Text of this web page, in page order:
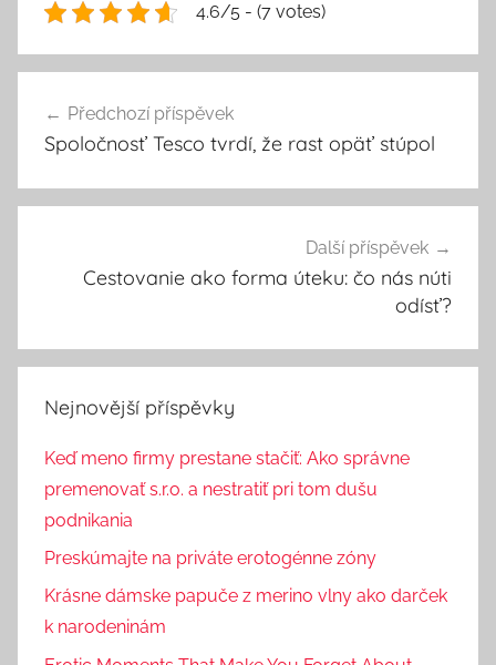
4.6/5 - (7 votes)
pro
Předchozí příspěvek
Spoločnosť Tesco tvrdí, že rast opäť stúpol
Další příspěvek
Cestovanie ako forma úteku: čo nás núti
odísť?
Nejnovější příspěvky
Keď meno firmy prestane stačiť: Ako správne
premenovať s.r.o. a nestratiť pri tom dušu
podnikania
Preskúmajte na priváte erotogénne zóny
Krásne dámske papuče z merino vlny ako darček
k narodeninám